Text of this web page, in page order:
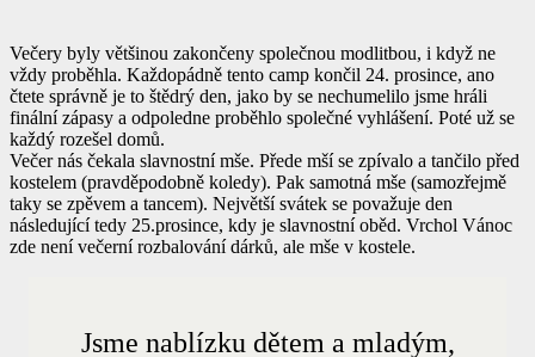
Večery byly většinou zakončeny společnou modlitbou, i když ne
vždy proběhla. Každopádně tento camp končil 24. prosince, ano
čtete správně je to štědrý den, jako by se nechumelilo jsme hráli
finální zápasy a odpoledne proběhlo společné vyhlášení. Poté už se
každý rozešel domů.
Večer nás čekala slavnostní mše. Přede mší se zpívalo a tančilo před
kostelem (pravděpodobně koledy). Pak samotná mše (samozřejmě
taky se zpěvem a tancem). Největší svátek se považuje den
následující tedy 25.prosince, kdy je slavnostní oběd. Vrchol Vánoc
zde není večerní rozbalování dárků, ale mše v kostele.
Jsme nablízku dětem a mladým,